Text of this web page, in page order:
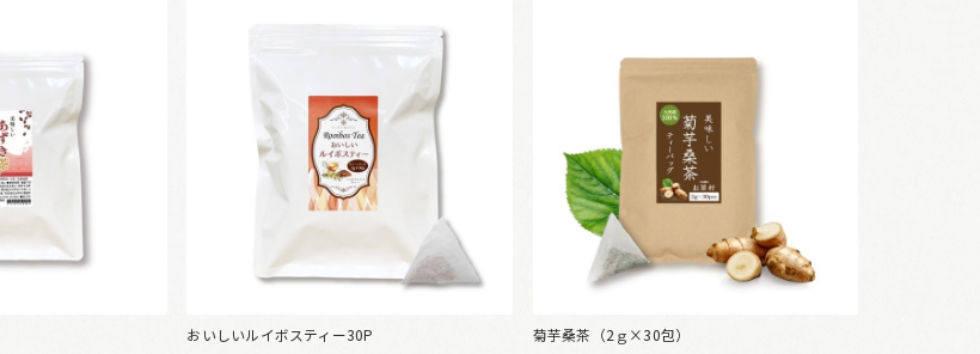
おいしいルイボスティー30P 菊芋桑茶（2ｇ×30包）